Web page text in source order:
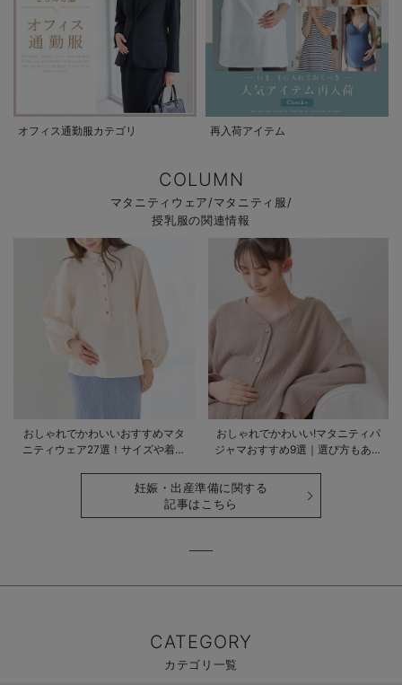
オフィス通勤服カテゴリ 再入荷アイテム
COLUMN
マタニティウェア/マタニティ服/
授乳服の関連情報
おしゃれでかわいいおすすめマタ
ニティウェア27選！サイズや着る
おしゃれでかわいい!マタニティパ
ジャマおすすめ9選｜選び方もあわ
妊娠・出産準備に関する
記事はこちら
CATEGORY
カテゴリ一覧